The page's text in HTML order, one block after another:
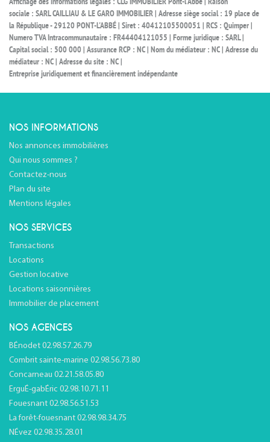
Affichage des informations légales : CLG IMMOBILIER Pont-l'Abbé | Raison
sociale : SARL CAILLIAU & LE GARO IMMOBILIER | Adresse siège social : 19 place de
la République - 29120 PONT-L'ABBÉ | Siret : 40412105500051 | RCS : Quimper |
Numero TVA Intracommunautaire : FR44404121055 | Forme juridique : SARL |
Capital social : 500 000 | Assurance RCP : NC | Nom du médiateur : NC | Adresse du
médiateur : NC | Adresse du site : NC |
Entreprise juridiquement et financièrement indépendante
NOS INFORMATIONS
Nos annonces immobilières
Qui nous sommes ?
Contactez-nous
Plan du site
Mentions légales
NOS SERVICES
Transactions
Locations
Gestion locative
Locations saisonnières
Immobilier de placement
NOS AGENCES
BÉnodet 02.98.57.26.79
Combrit sainte-marine 02.98.56.73.80
Concarneau 02.21.58.05.80
ErguÉ-gabÉric 02.98.10.71.11
Fouesnant 02.98.56.51.53
La forêt-fouesnant 02.98.98.34.75
NÉvez 02.98.35.28.01